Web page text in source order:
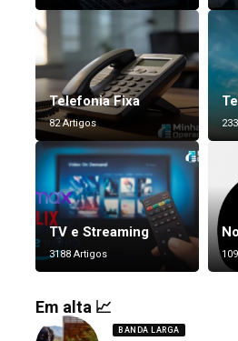
Telefonia Fixa
82 Artigos
TV e Streaming
3188 Artigos
Em alta 📈
BANDA LARGA